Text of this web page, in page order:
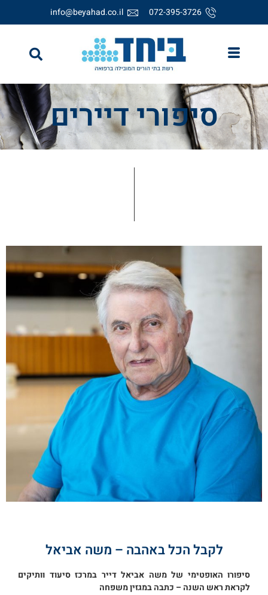
072-395-3726
info@beyahad.co.il
סיפורי דיירים
לקבל הכל באהבה – משה אביאל
סיפורו האופטימי של משה אביאל דייר במרכז סיעוד וותיקים
לקראת ראש השנה – כתבה במגזין משפחה